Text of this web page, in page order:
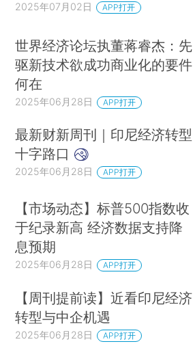
2025年07月02日 APP打开
世界经济论坛执董蒋睿杰：先
驱新技术欲成功商业化的要件
何在
2025年06月28日 APP打开
最新财新周刊｜印尼经济转型
十字路口
2025年06月28日 APP打开
【市场动态】标普500指数收
于纪录新高 经济数据支持降
息预期
2025年06月28日 APP打开
【周刊提前读】近看印尼经济
转型与中企机遇
2025年06月28日 APP打开